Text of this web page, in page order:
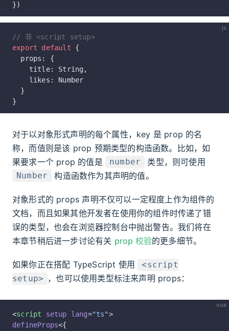
})
js
// 非 <script setup>
export default {
  props: {
    title: String,
    likes: Number
  }
}
对于以对象形式声明的每个属性，key 是 prop 的名
称，而值则是该 prop 预期类型的构造函数。比如，如
果要求一个 prop 的值是
number 类型，则可使用
Number 构造函数作为其声明的值。
对象形式的 props 声明不仅可以一定程度上作为组件的
文档，而且如果其他开发者在使用你的组件时传递了错
误的类型，也会在浏览器控制台中抛出警告。我们将在
本章节稍后进一步讨论有关 prop 校验的更多细节。
如果你正在搭配 TypeScript 使用
<script
setup> ，也可以使用类型标注来声明 props：
vue
<script setup lang="ts">
defineProps<{